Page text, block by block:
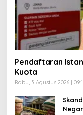
Pendaftaran
Kuota
Rabu, 5 Agustus 2026 |